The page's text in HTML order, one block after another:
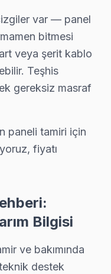
Onarım –
arızalandığında
saat içinde kapınızda
ve model
garantisi
test ve
belgesi
Parça –
için orijinal
var — panel
bitmesi
veya şerit kablo
Teşhis
gereksiz masraf
paneli tamiri için
fiyatı
Bilgisi
ve bakımında
destek